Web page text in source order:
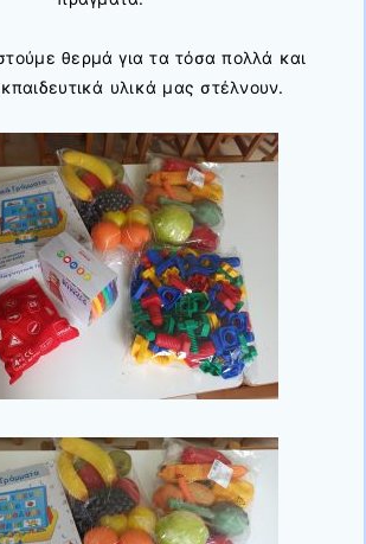
θερμά για τα τόσα πολλά και
υλικά μας στέλνουν.